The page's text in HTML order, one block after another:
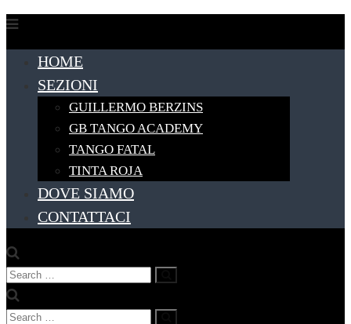
Skip
contentHOME
SEZIONI
GUILLERMO BERZINS
GB TANGO ACADEMY
TANGO FATAL
TINTA ROJA
DOVE SIAMO
CONTATTACI
Search
for:
Search